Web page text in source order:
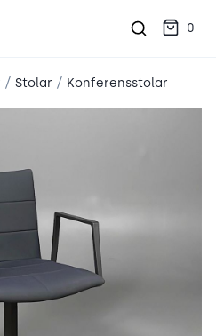
0
/ Stolar / Konferensstolar